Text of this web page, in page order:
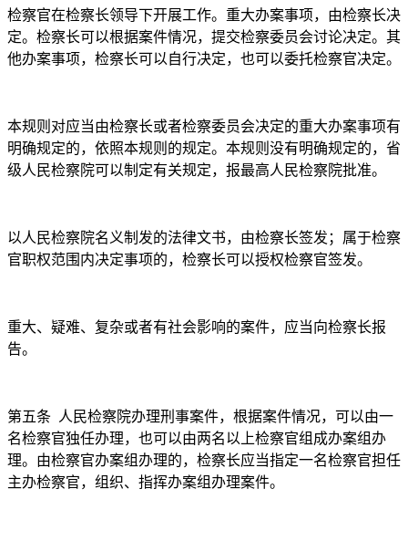
检察官在检察长领导下开展工作。重大办案事项，由检察长决
定。检察长可以根据案件情况，提交检察委员会讨论决定。其
他办案事项，检察长可以自行决定，也可以委托检察官决定。
本规则对应当由检察长或者检察委员会决定的重大办案事项有
明确规定的，依照本规则的规定。本规则没有明确规定的，省
级人民检察院可以制定有关规定，报最高人民检察院批准。
以人民检察院名义制发的法律文书，由检察长签发；属于检察
官职权范围内决定事项的，检察长可以授权检察官签发。
重大、疑难、复杂或者有社会影响的案件，应当向检察长报
告。
第五条
人民检察院办理刑事案件，根据案件情况，可以由一
名检察官独任办理，也可以由两名以上检察官组成办案组办
理。由检察官办案组办理的，检察长应当指定一名检察官担任
主办检察官，组织、指挥办案组办理案件。